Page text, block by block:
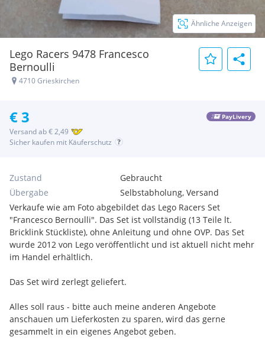
Lego Racers 9478 Francesco
Bernoulli
4710 Grieskirchen
Ähnliche Anzeigen
€ 3 PayLivery
Versand ab € 2,49
Sicher kaufen mit Käuferschutz
Zustand
Gebraucht
Übergabe
Selbstabholung, Versand
Verkaufe wie am Foto abgebildet das Lego Racers Set
"Francesco Bernoulli". Das Set ist vollständig (13 Teile lt.
Bricklink Stückliste), ohne Anleitung und ohne OVP. Das Set
wurde 2012 von Lego veröffentlicht und ist aktuell nicht mehr
im Handel erhältlich.
Das Set wird zerlegt geliefert.
Alles soll raus - bitte auch meine anderen Angebote
anschauen um Lieferkosten zu sparen, wird das gerne
gesammelt in ein eigenes Angebot geben.